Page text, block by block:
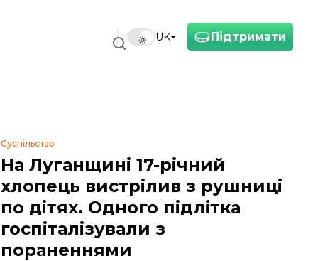
Підтримати
UK
Суспільство
На Луганщині 17-річний
хлопець вистрілив з рушниці
по дітях. Одного підлітка
госпіталізували з
пораненнями